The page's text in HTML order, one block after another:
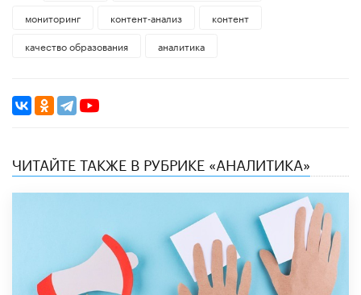
мониторинг
контент-анализ
контент
качество образования
аналитика
ЧИТАЙТЕ ТАКЖЕ В РУБРИКЕ «АНАЛИТИКА»